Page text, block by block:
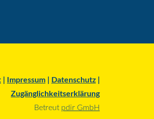
| Impressum| Datenschutz|
Zugänglichkeitserklärung
Betreut pdir GmbH